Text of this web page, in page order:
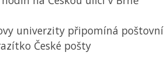
univerzity připomíná poštovní
České pošty